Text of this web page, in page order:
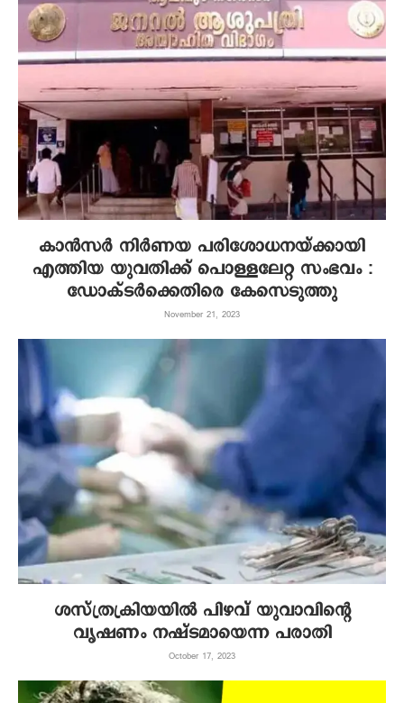
കാന്‍സര്‍ നിര്‍ണയ പരിശോധനയ്ക്കായി
എത്തിയ യുവതിക്ക് പൊള്ളലേറ്റ സംഭവം :
ഡോക്ടര്‍ക്കെതിരെ കേസെടുത്തു
November 21, 2023
ശസ്ത്രക്രിയയില്‍ പിഴവ് യുവാവിന്റെ
വൃഷണം നഷ്ടമായെന്ന പരാതി
October 17, 2023